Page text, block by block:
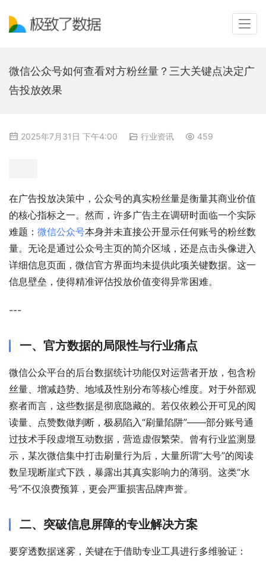
微信公众号如何查看对方粉丝量？三大关键点决定广
告投放效果
2025年7月31日 下午4:00 行业资讯 459
在广告投放决策中，公众号的真实粉丝量是衡量其商业价值
的核心指标之一。然而，许多广告主在调研时面临一个实际
难题： 微信公众号本身并未直接公开显示任何账号的粉丝数
量。无论是通过公众号主页的简介区域，还是点击头像进入
详细信息页面，微信官方界面均未提供此项关键数据。这一
信息壁垒，使得精准评估投放价值变得异常困难。
---
一、官方数据的局限性与行业痛点
微信公众平台的后台数据统计功能仅对运营者开放，包含粉
丝量、增减趋势、地域及性别分布等核心维度。对于外部观
察者而言，这些数据是彻底隐藏的。若仅依赖公开可见的阅
读量、点赞数做判断，极易陷入“刷量陷阱”——部分账号通
过技术手段虚增互动数据，营造虚假繁荣。曾有行业监测显
示，某次微信集中打击刷量行为后，大量所谓“大号”的阅读
数呈现断崖式下跌，暴露出其真实影响力的薄弱。这类“水
号”不仅浪费预算，更会严重损害品牌声誉。
二、突破信息屏障的专业解决方案
要穿透数据迷雾，关键在于借助专业工具进行多维验证：